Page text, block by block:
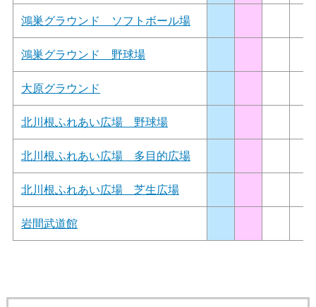
鴻巣グラウンド ソフトボール場
鴻巣グラウンド 野球場
大原グラウンド
北川根ふれあい広場 野球場
北川根ふれあい広場 多目的広場
北川根ふれあい広場 芝生広場
岩間武道館